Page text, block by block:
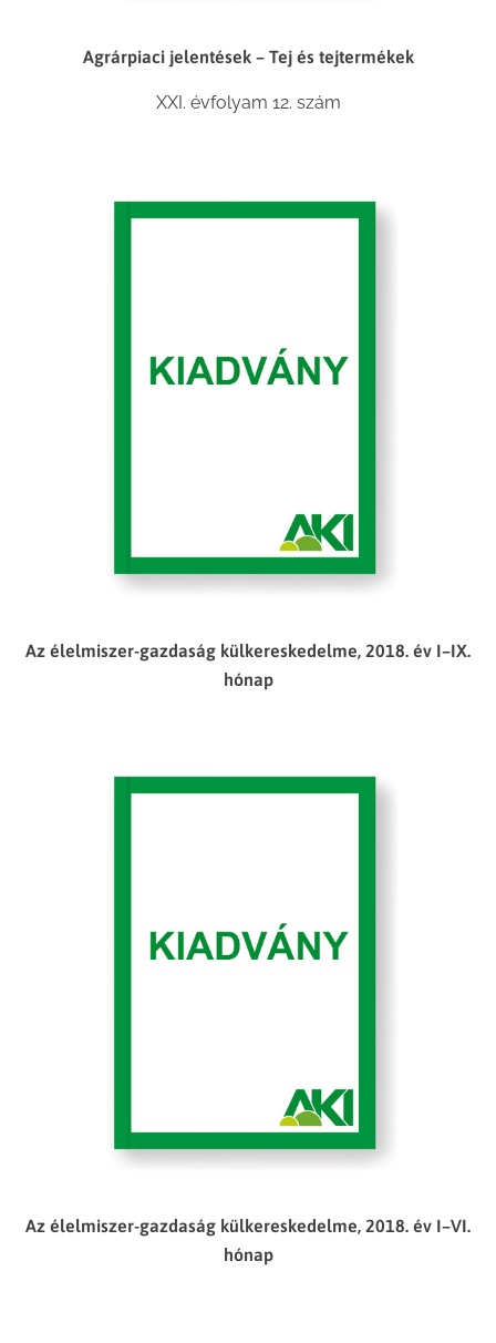
Agrárpiaci jelentések – Tej és tejtermékek
XXI. évfolyam 12. szám
Az élelmiszer-gazdaság külkereskedelme, 2018. év I–IX.
hónap
Az élelmiszer-gazdaság külkereskedelme, 2018. év I–VI.
hónap